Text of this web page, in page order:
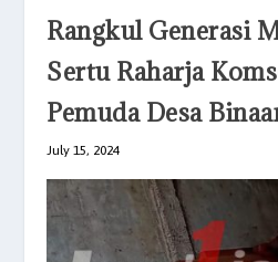
Rangkul Generasi
Sertu Raharja
Pemuda Desa
July 15, 2024